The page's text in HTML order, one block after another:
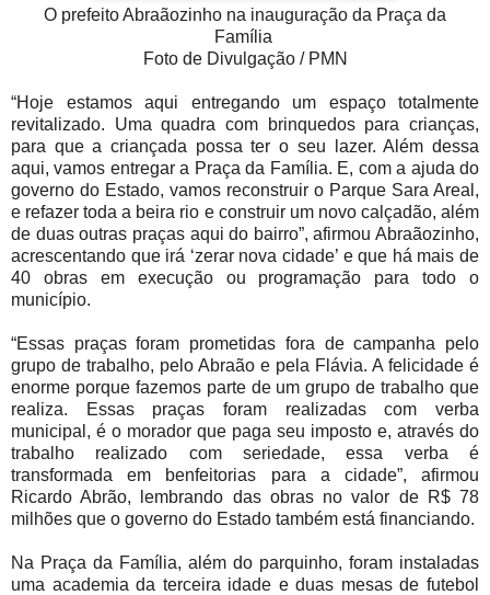
O prefeito Abraãozinho na inauguração da Praça da
Família
Foto de Divulgação / PMN
“Hoje estamos aqui entregando um espaço totalmente
revitalizado. Uma quadra com brinquedos para crianças,
para que a criançada possa ter o seu lazer. Além dessa
aqui, vamos entregar a Praça da Família. E, com a ajuda do
governo do Estado, vamos reconstruir o Parque Sara Areal,
e refazer toda a beira rio e construir um novo calçadão, além
de duas outras praças aqui do bairro”, afirmou Abraãozinho,
acrescentando que irá ‘zerar nova cidade’ e que há mais de
40 obras em execução ou programação para todo o
município.
“Essas praças foram prometidas fora de campanha pelo
grupo de trabalho, pelo Abraão e pela Flávia. A felicidade é
enorme porque fazemos parte de um grupo de trabalho que
realiza. Essas praças foram realizadas com verba
municipal, é o morador que paga seu imposto e, através do
trabalho realizado com seriedade, essa verba é
transformada em benfeitorias para a cidade”, afirmou
Ricardo Abrão, lembrando das obras no valor de R$ 78
milhões que o governo do Estado também está financiando.
Na Praça da Família, além do parquinho, foram instaladas
uma academia da terceira idade e duas mesas de futebol